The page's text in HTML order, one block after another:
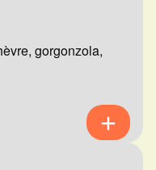
gorgonzola,